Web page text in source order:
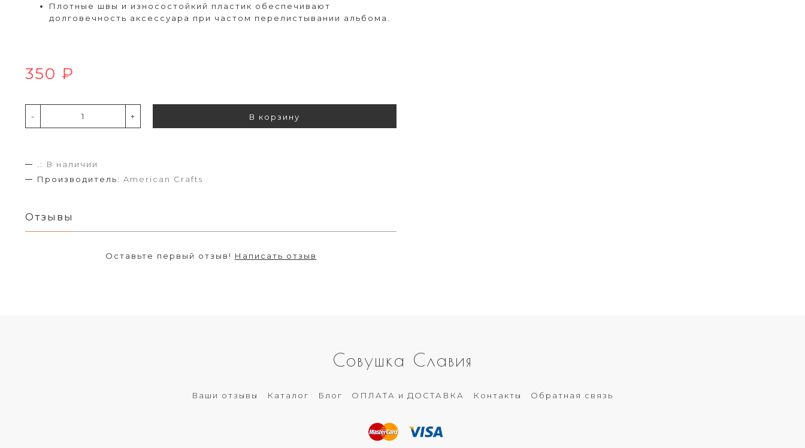
Плотные швы и износостойкий пластик обеспечивают
долговечность аксессуара при частом перелистывании альбома.
350 ₽
- + В корзину
.:
В наличии
Производитель: American Crafts
Отзывы
Оставьте первый отзыв! Написать отзыв
Совушка Славия
Ваши отзывы Каталог Блог ОПЛАТА и ДОСТАВКА Контакты Обратная связь